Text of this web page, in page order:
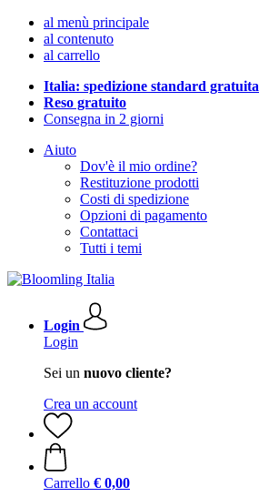
al menù principale
al contenuto
al carrello
Italia: spedizione standard gratuita
Reso gratuito
Consegna in 2 giorni
Aiuto
Dov'è il mio ordine?
Restituzione prodotti
Costi di spedizione
Opzioni di pagamento
Contattaci
Tutti i temi
Login
Login
Sei un nuovo cliente?
Crea un account
Carrello € 0,00